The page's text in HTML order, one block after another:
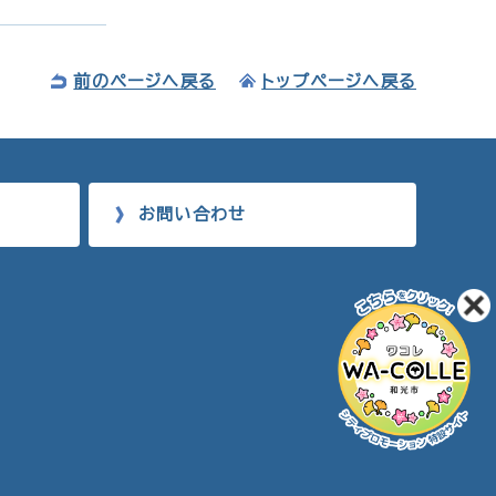
前のページへ戻る トップページへ戻る
お問い合わせ